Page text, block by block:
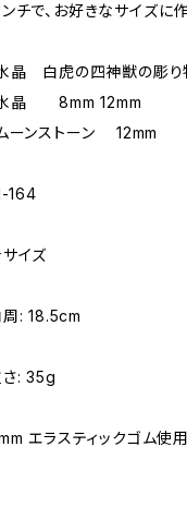
チで、お好きなサイズに
晶 白虎の四神獣の
晶 8mm 12mm
ーンストーン 12mm
164
イズ
周: 18.5cm
: 35g
エラスティックゴム使